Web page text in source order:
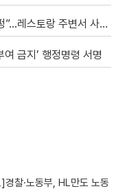
폭탄 폭발해 20여 명 사상 [현장영상]
금지’ 행정명령 서명
경찰·노동부, HL만도 노동